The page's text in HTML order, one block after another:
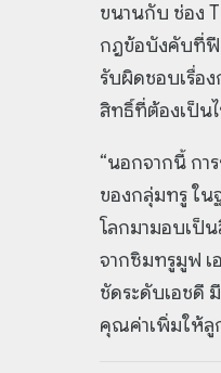
ขนานกับ ช่อง
กฎข้อบังคับที่ฟี
รับผิดชอบเรื่อ
สิทธิ์ที่ต้องเป็น
“นอกจากนี้ กา
ของกลุ่มทรู ใน
โลกมามอบเป็
จากซิมทรูมูฟ
ชัดระดับเอชดี
คุณค่าเพิ่มให้ลูก